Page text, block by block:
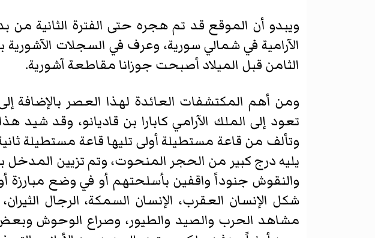
ويبدو أن الموقع قد تم هجره حتى الفترة الثانية من
الآرامية في شمالي سورية، وعرف في السجلات الآشورية
الثامن قبل الميلاد أصبحت جوزانا مقاطعة آشورية.
ومن أهم المكتشفات العائدة لهذا العصر
تعود إلى الملك الآرامي كابارا بن قاديانو، وقد شيد
وتألف من قاعة مستطيلة أولى تليها قاعة مستطيلة
يليه درج كبير من الحجر المنحوت، وتم تزيين
والنقوش جنوداً واقفين بأسلحتهم أو في وضع
شكل الإنسان العقرب، الإنسان السمكة، الرجال
مشاهد الحرب والصيد والطيور، وصراع الوحوش وبعض